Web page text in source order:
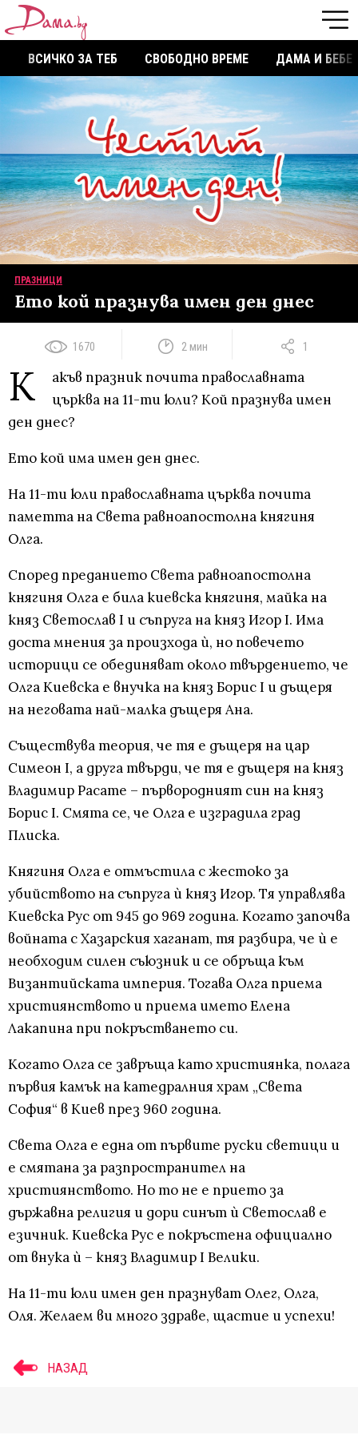
ВСИЧКО ЗА ТЕБ СВОБОДНО ВРЕМЕ ДАМА И БЕБЕ
ПРАЗНИЦИ
Ето кой празнува имен ден днес
1670 2 мин 1
К
акъв празник почита православната
църква на 11-ти юли? Кой празнува имен
ден днес?
Ето кой има имен ден днес.
На 11-ти юли православната църква почита
паметта на Света равноапостолна княгиня
Олга.
Според преданието Света равноапостолна
княгиня Олга е била киевска княгиня, майка на
княз Светослав I и съпруга на княз Игор I. Има
доста мнения за произхода ѝ, но повечето
историци се обединяват около твърдението, че
Олга Киевска е внучка на княз Борис I и дъщеря
на неговата най-малка дъщеря Ана.
Съществува теория, че тя е дъщеря на цар
Симеон I, а друга твърди, че тя е дъщеря на княз
Владимир Расате – първородният син на княз
Борис I. Смята се, че Олга е изградила град
Плиска.
Княгиня Олга е отмъстила с жестоко за
убийството на съпруга ѝ княз Игор. Тя управлява
Киевска Рус от 945 до 969 година. Когато започва
войната с Хазарския хаганат, тя разбира, че ѝ е
необходим силен съюзник и се обръща към
Византийската империя. Тогава Олга приема
християнството и приема името Елена
Лакапина при покръстването си.
Когато Олга се завръща като християнка, полага
първия камък на катедралния храм „Света
София“ в Киев през 960 година.
Света Олга е една от първите руски светици и
е смятана за разпространител на
християнството. Но то не е прието за
държавна религия и дори синът ѝ Светослав е
езичник. Киевска Рус е покръстена официално
от внука ѝ – княз Владимир I Велики.
На 11-ти юли имен ден празнуват Олег, Олга,
Оля. Желаем ви много здраве, щастие и успехи!
НАЗАД